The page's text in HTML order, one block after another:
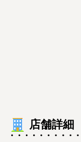
店舗詳細